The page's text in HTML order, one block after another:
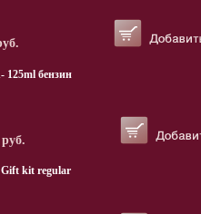
125ml бензин
Gift kit regular